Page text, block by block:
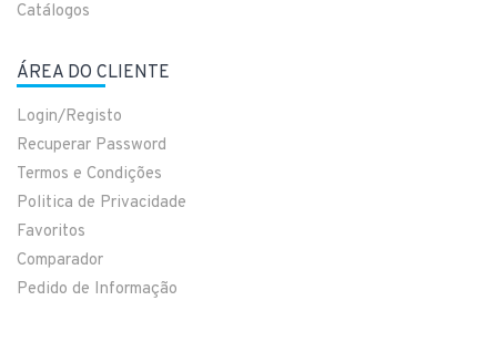
Catálogos
ÁREA DO CLIENTE
Login/Registo
Recuperar Password
Termos e Condições
Politica de Privacidade
Favoritos
Comparador
Pedido de Informação